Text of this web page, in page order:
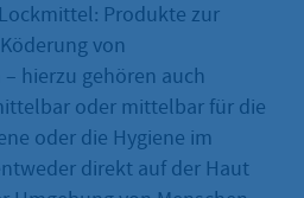
Produkte zur
von
hierzu gehören auch
oder mittelbar für die
oder die Hygiene im
direkt auf der Haut